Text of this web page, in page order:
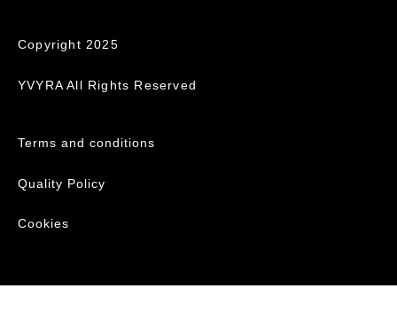
Copyright 2025
YVYRA All Rights Reserved
Terms and conditions
Quality Policy
Cookies